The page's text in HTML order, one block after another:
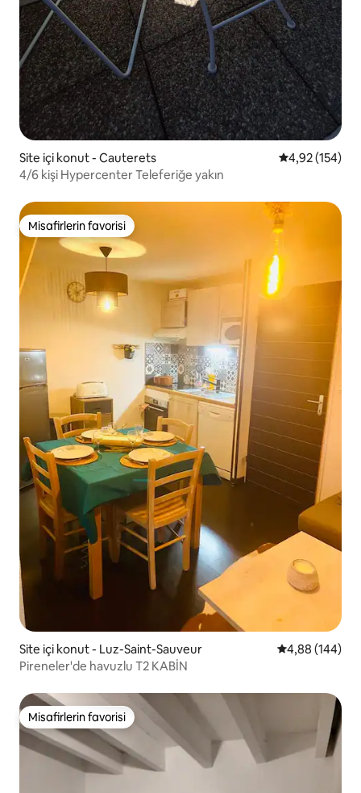
Site içi konut - Cauterets 5 üzerinden
4,92 (154)
4/6 kişi Hypercenter Teleferiğe yakın
Misafirlerin favorisi
Misafirlerin favorisi
Site içi konut - Luz-Saint-Sauveur 5 üzerinden
4,88 (144)
Pireneler'de havuzlu T2 KABİN
Misafirlerin favorisi
Misafirlerin favorisi